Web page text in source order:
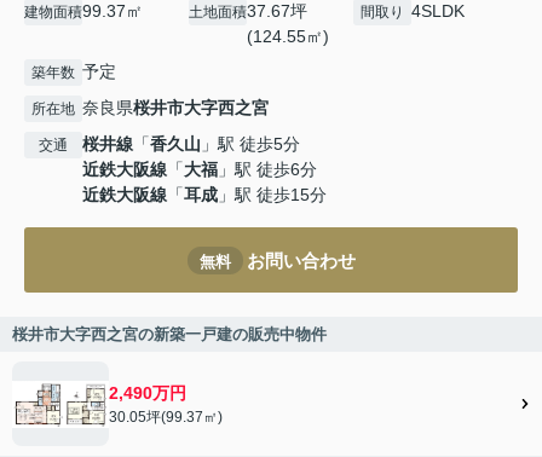
建物面積99.37㎡ 土地面積37.67坪
(124.55㎡)
間取り 4SLDK
築年数 予定
所在地 奈良県桜井市大字西之宮
交通 桜井線 「香久山 」駅 徒歩5分
近鉄大阪線 「大福 」駅 徒歩6分
近鉄大阪線 「耳成 」駅 徒歩15分
無料 お問い合わせ
桜井市大字西之宮の新築一戸建の販売中物件
2,490万円
30.05坪(99.37㎡)